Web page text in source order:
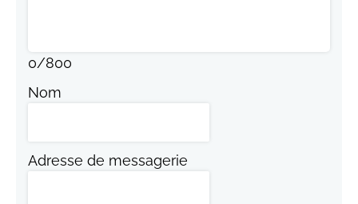
0/800
Nom
Adresse de messagerie